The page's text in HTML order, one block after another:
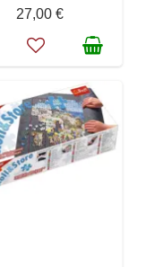
27,00 €